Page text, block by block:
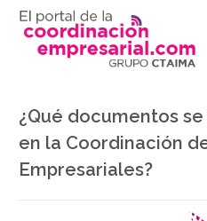
¿Qué documentos
en la Coordinación
Empresariales?